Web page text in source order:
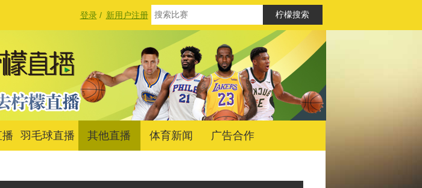
登录/ 新用户注册
羽毛球直播 其他直播 体育新闻 广告合作